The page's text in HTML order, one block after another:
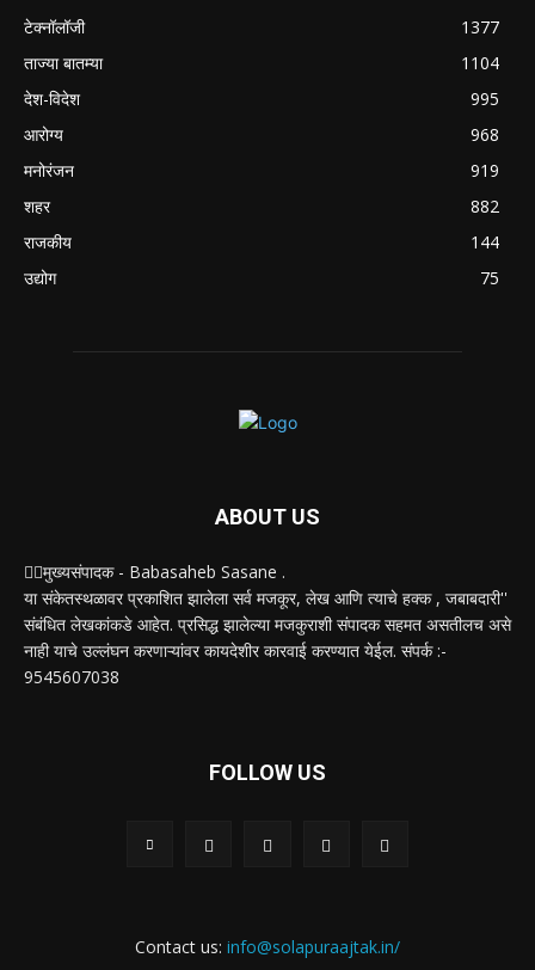
टेक्नॉलॉजी
1377
ताज्या बातम्या
1104
देश-विदेश
995
आरोग्य
968
मनोरंजन
919
शहर
882
राजकीय
144
उद्योग
75
ABOUT US
✍🏻मुख्यसंपादक - Babasaheb Sasane .
या संकेतस्थळावर प्रकाशित झालेला सर्व मजकूर, लेख आणि त्याचे हक्क , जबाबदारी''
संबंधित लेखकांकडे आहेत. प्रसिद्ध झालेल्या मजकुराशी संपादक सहमत असतीलच असे
नाही याचे उल्लंघन करणाऱ्यांवर कायदेशीर कारवाई करण्यात येईल. संपर्क :-
9545607038
FOLLOW US
Contact us: info@solapuraajtak.in/